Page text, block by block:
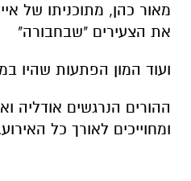
מאור כהן, מתוכניתו של
את הצעירים "שבחבורה"
ועוד המון הפתעות שהיו
ההורים הנרגשים אודליה
ומחוייכים לאורך כל